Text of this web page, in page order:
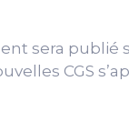
sera publié
CGS